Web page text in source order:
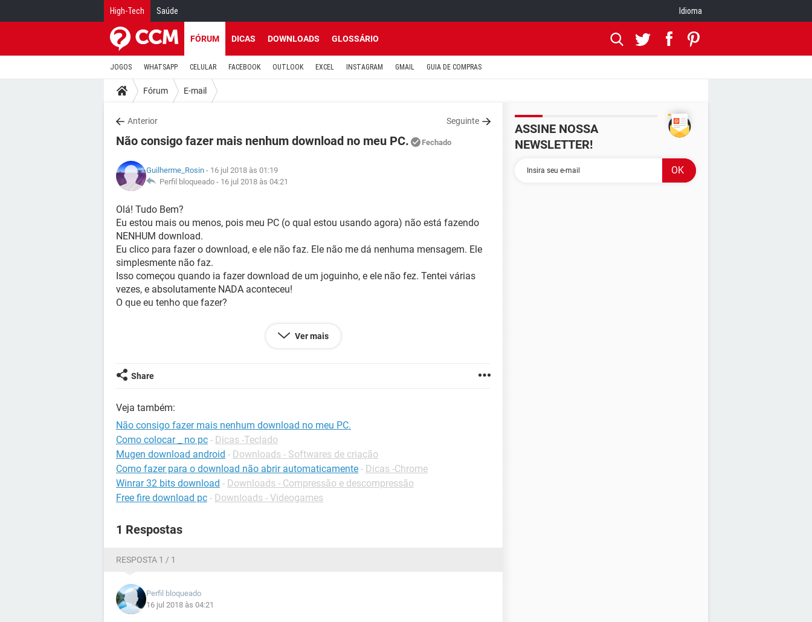
High-Tech Saúde Idioma
FÓRUM DICAS DOWNLOADS GLOSSÁRIO
JOGOS WHATSAPP CELULAR FACEBOOK OUTLOOK EXCEL INSTAGRAM GMAIL GUIA DE COMPRAS
Fórum E-mail
Anterior Seguinte
Não consigo fazer mais nenhum download no meu PC. Fechado
Guilherme_Rosin - 16 jul 2018 às 01:19
Perfil bloqueado - 16 jul 2018 às 04:21
Olá! Tudo Bem?
Eu estou mais ou menos, pois meu PC (o qual estou usando agora) não está fazendo
NENHUM download.
Eu clico para fazer o download, e ele não faz. Ele não me dá nenhuma mensagem. Ele
simplesmente não faz.
Isso começou quando ia fazer download de um joguinho, e ele não fez. Tentei várias
vezes, e absolutamente NADA aconteceu!
O que eu tenho que fazer?
P.S: Ele ainda tem MUITO espaço disponível.
Ver mais
Share
Veja também:
Não consigo fazer mais nenhum download no meu PC.
Como colocar _ no pc - Dicas -Teclado
Mugen download android - Downloads - Softwares de criação
Como fazer para o download não abrir automaticamente - Dicas -Chrome
Winrar 32 bits download - Downloads - Compressão e descompressão
Free fire download pc - Downloads - Videogames
1 Respostas
RESPOSTA 1 / 1
Perfil bloqueado
16 jul 2018 às 04:21
ASSINE NOSSA
NEWSLETTER!